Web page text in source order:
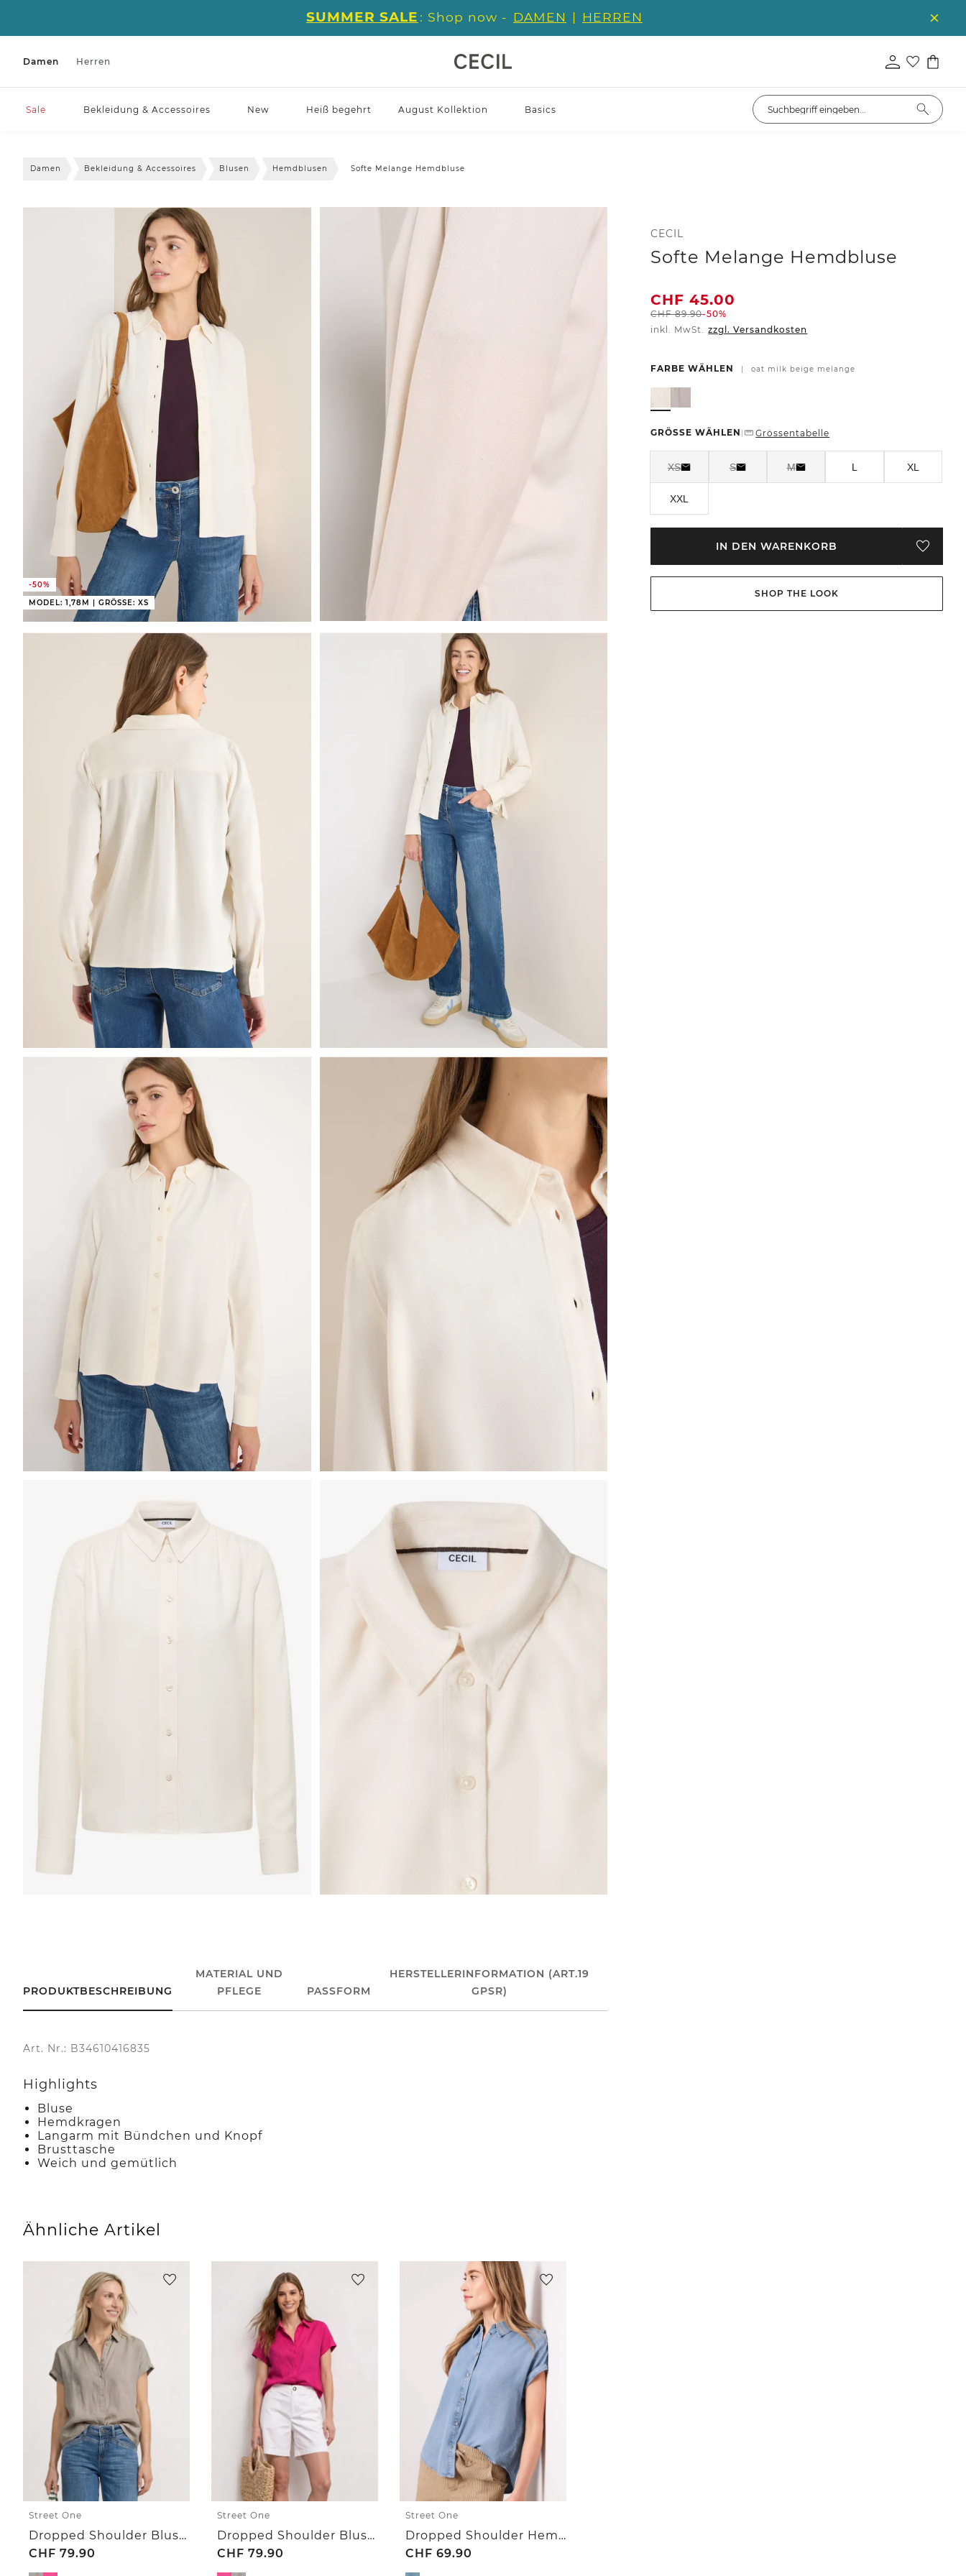
SUMMER SALE : Shop now - DAMEN | HERREN
Damen Herren
Sale Bekleidung & Accessoires New Heiß begehrt August Kollektion Basics
Damen Bekleidung & Accessoires Blusen Hemdblusen Softe Melange Hemdbluse
-50%
MODEL: 1,78M | GRÖSSE: XS
CECIL
Softe Melange Hemdbluse
CHF 45.00
CHF89.90-50%
inkl. MwSt. zzgl. Versandkosten
FARBE WÄHLEN | oat milk beige melange
GRÖSSE WÄHLEN | Grössentabelle
XS S M L XL
XXL
IN DEN WARENKORB
SHOP THE LOOK
PRODUKTBESCHREIBUNG
MATERIAL UND
PFLEGE
PASSFORM
HERSTELLERINFORMATION (ART.19
GPSR)
Art. Nr.: B34610416835
Highlights
Bluse
Hemdkragen
Langarm mit Bündchen und Knopf
Brusttasche
Weich und gemütlich
Ähnliche Artikel
Street One
Dropped Shoulder Bluse aus Leinen
CHF 79.90
Street One
Dropped Shoulder Bluse aus Leinen
CHF 79.90
Street One
Dropped Shoulder Hemdbluse im Denim-Look
CHF 69.90